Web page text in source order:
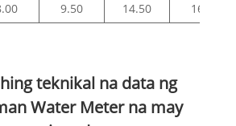
9.50 14.50 16.80
teknikal na data ng
Water Meter na may